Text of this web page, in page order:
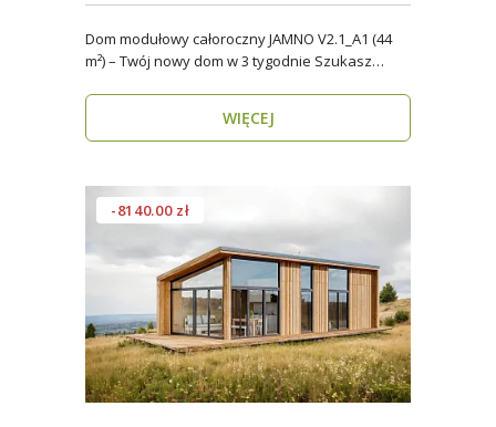
Dom modułowy całoroczny JAMNO V2.1_A1 (44
m²) – Twój nowy dom w 3 tygodnie Szukasz
WIĘCEJ
-8140.00 zł